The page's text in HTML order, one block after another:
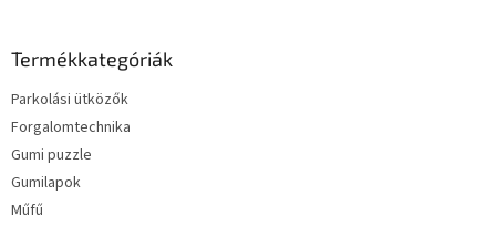
Termékkategóriák
Parkolási ütközők
Forgalomtechnika
Gumi puzzle
Gumilapok
Műfű